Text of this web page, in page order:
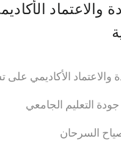
والاعتماد
والاعتماد الأكاديمي
التعليم الجامعي
السرحان